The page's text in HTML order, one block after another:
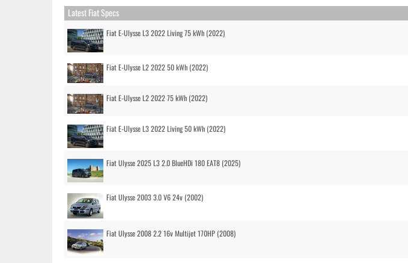
Latest Fiat Specs
Fiat E-Ulysse L3 2022 Living 75 kWh (2022)
Fiat E-Ulysse L2 2022 50 kWh (2022)
Fiat E-Ulysse L2 2022 75 kWh (2022)
Fiat E-Ulysse L3 2022 Living 50 kWh (2022)
Fiat Ulysse 2025 L3 2.0 BlueHDi 180 EAT8 (2025)
Fiat Ulysse 2003 3.0 V6 24v (2002)
Fiat Ulysse 2008 2.2 16v Multijet 170HP (2008)